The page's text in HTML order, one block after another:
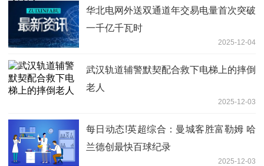
华北电网外送双通道年交易电量首次突破
一千亿千瓦时
2025-12-04
武汉轨道辅警默契配合救下电梯上的摔倒
老人
2025-12-03
每日动态!英超综合：曼城客胜富勒姆 哈
兰德创最快百球纪录
2025-12-03